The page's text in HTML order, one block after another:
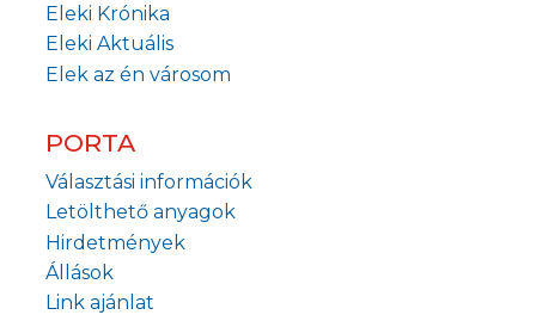
Eleki Krónika
Eleki Aktuális
Elek az én városom
PORTA
Választási információk
Letölthető anyagok
Hirdetmények
Állások
Link ajánlat